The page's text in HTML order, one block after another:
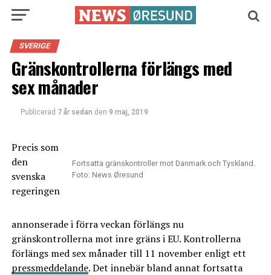
SVERIGE
Gränskontrollerna förlängs med
sex månader
Publicerad 7 år sedan den 9 maj, 2019
Fortsatta gränskontroller mot Danmark och Tyskland.
Foto: News Øresund
Precis som
den
svenska
regeringen
annonserade i förra veckan förlängs nu
gränskontrollerna mot inre gräns i EU. Kontrollerna
förlängs med sex månader till 11 november enligt ett
pressmeddelande. Det innebär bland annat fortsatta